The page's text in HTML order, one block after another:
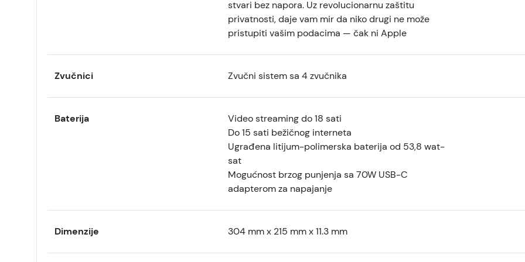
stvari bez napora. Uz revolucionarnu zaštitu
privatnosti, daje vam mir da niko drugi ne može
pristupiti vašim podacima — čak ni Apple
Zvučnici Zvučni sistem sa 4 zvučnika
Baterija
Video streaming do 18 sati
Do 15 sati bežičnog interneta
Ugrađena litijum-polimerska baterija od 53,8 wat-
sat
Mogućnost brzog punjenja sa 70W USB-C
adapterom za napajanje
Dimenzije 304 mm x 215 mm x 11.3 mm